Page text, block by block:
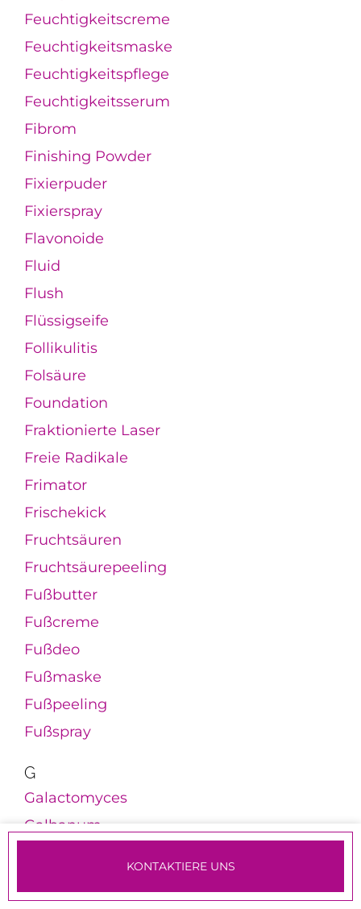
Feuchtigkeitscreme
Feuchtigkeitsmaske
Feuchtigkeitspflege
Feuchtigkeitsserum
Fibrom
Finishing Powder
Fixierpuder
Fixierspray
Flavonoide
Fluid
Flush
Flüssigseife
Follikulitis
Folsäure
Foundation
Fraktionierte Laser
Freie Radikale
Frimator
Frischekick
Fruchtsäuren
Fruchtsäurepeeling
Fußbutter
Fußcreme
Fußdeo
Fußmaske
Fußpeeling
Fußspray
G
Galactomyces
Galbanum
TERMINE & ANMELDUNG
KONTAKTIERE UNS